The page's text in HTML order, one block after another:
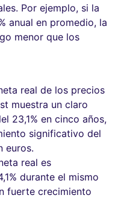
Por ejemplo, si la
anual en promedio, la
menor que los
real de los precios
muestra un claro
23,1% en cinco años,
significativo del
euros.
real es
durante el mismo
fuerte crecimiento